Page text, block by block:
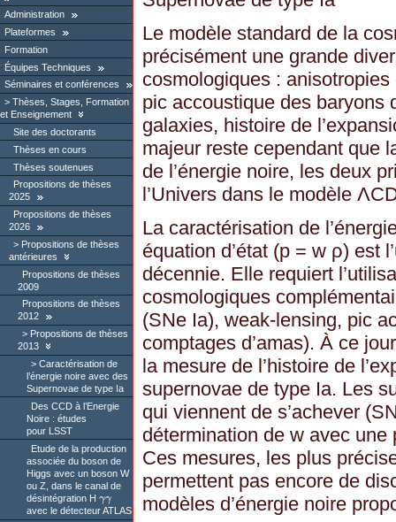
Administration
Plateformes
Formation
Équipes Techniques
Séminaires et conférences
Thèses, Stages, Formation
et Enseignement
Site des doctorants
Thèses en cours
Thèses soutenues
Propositions de thèses
2025
Propositions de thèses
2026
Propositions de thèses
antérieures
Propositions de thèses
2009
Propositions de thèses
2012
Propositions de thèses
2013
Caractérisation de
l’énergie noire avec des
Supernovae de type Ia
Des CCD à l’Energie
Noire : études
pour LSST
Etude de la production
associée du boson de
Higgs avec un boson W
ou Z, dans le canal de
désintégration H γγ
γγ
avec le détecteur ATLAS
Le modèle standard de la
précisément une grande
cosmologiques :
pic accoustique des baryons
galaxies, histoire de
majeur reste cependant que
de l’énergie noire, les deux
l’Univers dans le modèle
La caractérisation de
équation d’état (p = w ρ) est
décennie. Elle requiert
cosmologiques
(SNe Ia), weak-lensing, pic
comptages d’amas). À ce
la mesure de l’histoire de
supernovae de type Ia. Les
qui viennent de s’achever
détermination de w avec une
Ces mesures, les plus
permettent pas encore de
modèles d’énergie noire